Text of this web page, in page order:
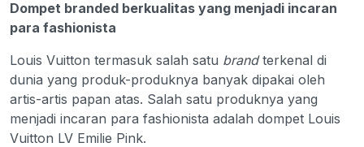
Dompet branded berkualitas yang menjadi incaran
para fashionista
Louis Vuitton termasuk salah satu brandterkenal di
dunia yang produk-produknya banyak dipakai oleh
artis-artis papan atas. Salah satu produknya yang
menjadi incaran para fashionista adalah dompet Louis
Vuitton LV Emilie Pink.